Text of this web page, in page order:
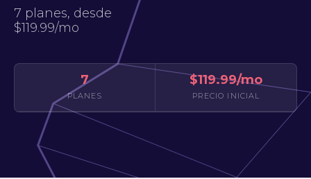
7 planes, desde
$119.99/mo
7
PLANES
$119.99/mo
PRECIO INICIAL